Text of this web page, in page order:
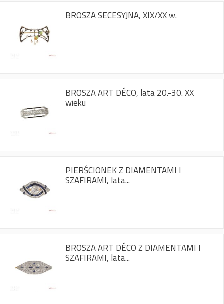
BROSZA SECESYJNA, XIX/XX w.
BROSZA ART DÉCO, lata 20.-30. XX
wieku
PIERŚCIONEK Z DIAMENTAMI I
SZAFIRAMI, lata...
BROSZA ART DÉCO Z DIAMENTAMI I
SZAFIRAMI, lata...